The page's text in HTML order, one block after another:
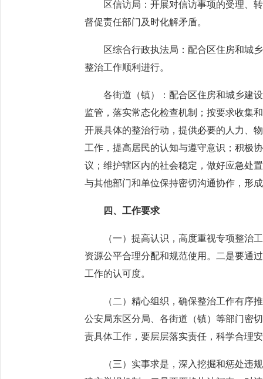
区信访局：开展对信访事项的受理、转
督促责任部门及时化解矛盾。
区综合行政执法局：配合区住房和城乡
整治工作顺利进行。
各街道（镇）：配合区住房和城乡建设
监管，落实常态化检查机制；按要求收集
开展具体的整治行动，提供必要的人力、
工作，提高居民的认知与遵守意识；积极
议；维护辖区内的社会稳定，做好应急处
与其他部门和单位保持密切沟通协作，形
四、工作要求
（一）提高认识，高度重视专项整治工
资源公平合理分配和规范使用。二是要通
工作的认可度。
（二）精心组织，确保整治工作有序推
公安局东区分局、各街道（镇）等部门密
责具体工作，要层层落实责任，科学合理
（三）实事求是，深入挖掘和惩处违规